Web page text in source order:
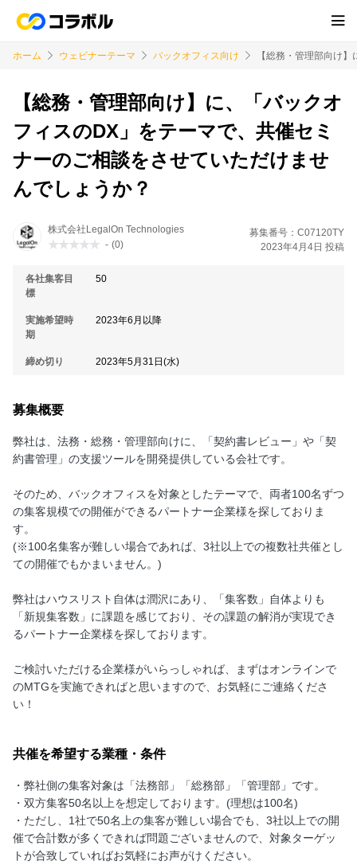
ホーム ウェビナーテーマ バックオフィス向け 【総務・管理部向け
【総務・管理部向け】に、「バックオ
フィスのDX」をテーマで、共催セミ
ナーのご相談をさせていただけませ
んでしょうか？
株式会社LegalOn Technologies
- (0)
募集番号：C07120TY
2023年4月4日 投稿
各社集客目
標
50
実施希望時
期
2023年6月以降
締め切り 2023年5月31日(水)
募集概要
弊社は、法務・総務・管理部向けに、「契約書レビュー」や「契
約書管理」の支援ツールを開発提供している会社です。
そのため、バックオフィスを対象としたテーマで、両者100名ずつ
の集客規模での開催ができるパートナー企業様を探しておりま
す。
(※100名集客が難しい場合であれば、3社以上での複数社共催とし
ての開催でもかまいません。)
弊社はハウスリスト自体は潤沢にあり、「集客数」自体よりも
「新規集客数」に課題を感じており、その課題の解消が実現でき
るパートナー企業様を探しております。
ご検討いただける企業様がいらっしゃれば、まずはオンラインで
のMTGを実施できればと思いますので、お気軽にご連絡くださ
い！
共催を希望する業種・条件
・弊社側の集客対象は「法務部」「総務部」「管理部」です。
・双方集客50名以上を想定しております。(理想は100名)
・ただし、1社で50名上の集客が難しい場合でも、3社以上での開
催で合計数が多くできれば問題ございませんので、対象ターゲッ
トが合致していればお気軽にお声がけください。